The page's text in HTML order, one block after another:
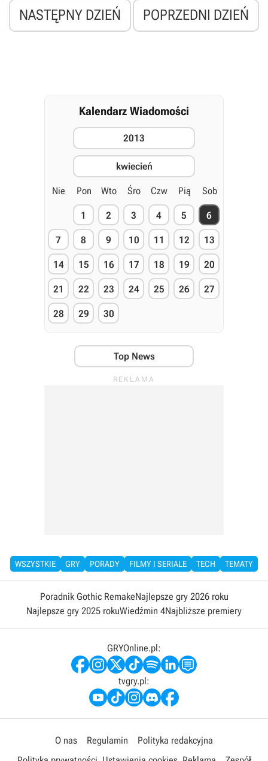
NASTĘPNY DZIEŃ POPRZEDNI DZIEŃ
Kalendarz Wiadomości
2013
kwiecień
Nie Pon Wto Śro Czw Pią Sob
1 2 3 4 5 6
7 8 9 10 11 12 13
14 15 16 17 18 19 20
21 22 23 24 25 26 27
28 29 30
Top News
WSZYSTKIE GRY PORADY FILMY I SERIALE TECH TEMATY
Poradnik Gothic RemakeNajlepsze gry 2026 roku
Najlepsze gry 2025 rokuWiedźmin 4Najbliższe premiery
GRYOnline.pl:
tvgry.pl:
O nas Regulamin
Polityka redakcyjna